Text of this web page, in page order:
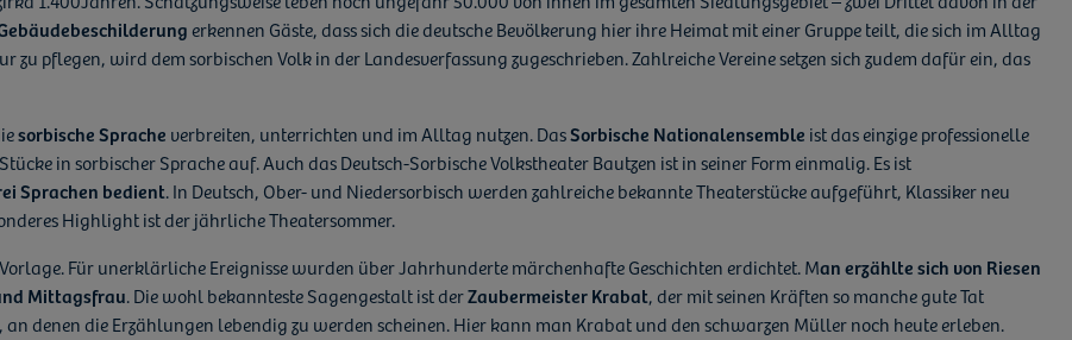
erkennen Gäste, dass sich die deutsche Bevölkerung hier ihre Heimat mit einer Gruppe teilt, die sich im Alltag
pflegen, wird dem sorbischen Volk in der Landesverfassung zugeschrieben. Zahlreiche Vereine setzen sich zudem dafür ein, das
sorbische Sprache verbreiten, unterrichten und im Alltag nutzen. DasSorbische Nationalensemble ist das einzige professionelle
in sorbischer Sprache auf. Auch das Deutsch-Sorbische Volkstheater Bautzen ist in seiner Form einmalig. Es ist
Sprachen bedient. In Deutsch, Ober- und Niedersorbisch werden zahlreiche bekannte Theaterstücke aufgeführt, Klassiker neu
Highlight ist der jährliche Theatersommer.
Für unerklärliche Ereignisse wurden über Jahrhunderte märchenhafte Geschichten erdichtet. Man erzählte sich von Riesen
Mittagsfrau. Die wohl bekannteste Sagengestalt ist derZaubermeister Krabat, der mit seinen Kräften so manche gute Tat
denen die Erzählungen lebendig zu werden scheinen. Hier kann man Krabat und den schwarzen Müller noch heute erleben.